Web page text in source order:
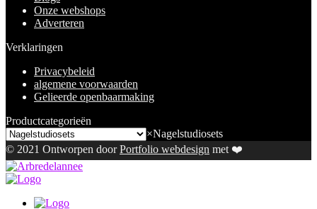
Onze webshops
Adverteren
Verklaringen
Privacybeleid
algemene voorwaarden
Gelieerde openbaarmaking
Productcategorieën
×Nagelstudiosets
© 2021 Ontworpen doorPortfolio webdesign met ❤️